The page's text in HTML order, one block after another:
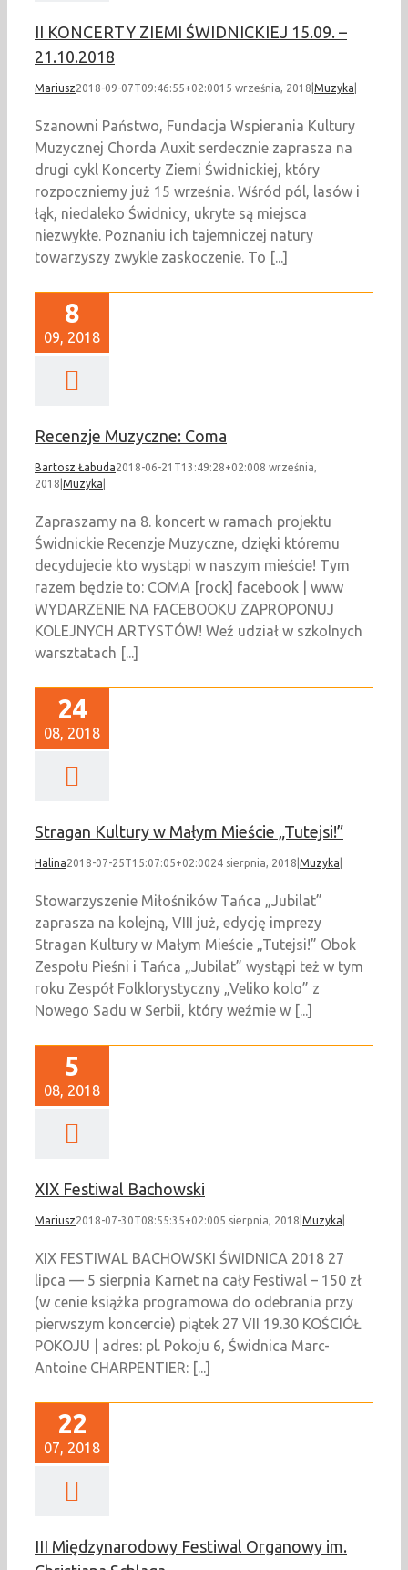
II KONCERTY ZIEMI ŚWIDNICKIEJ 15.09. –
21.10.2018
Mariusz2018-09-07T09:46:55+02:0015 września, 2018 Muzyka
Szanowni Państwo, Fundacja Wspierania Kultury
Muzycznej Chorda Auxit serdecznie zaprasza na
drugi cykl Koncerty Ziemi Świdnickiej, który
rozpoczniemy już 15 września. Wśród pól, lasów i
łąk, niedaleko Świdnicy, ukryte są miejsca
niezwykłe. Poznaniu ich tajemniczej natury
towarzyszy zwykle zaskoczenie. To [...]
8
09, 2018
Recenzje Muzyczne: Coma
Bartosz Łabuda2018-06-21T13:49:28+02:008 września,
2018 Muzyka
Zapraszamy na 8. koncert w ramach projektu
Świdnickie Recenzje Muzyczne, dzięki któremu
decydujecie kto wystąpi w naszym mieście! Tym
razem będzie to: COMA [rock] facebook | www
WYDARZENIE NA FACEBOOKU ZAPROPONUJ
KOLEJNYCH ARTYSTÓW! Weź udział w szkolnych
warsztatach [...]
24
08, 2018
Stragan Kultury w Małym Mieście „Tutejsi!”
Halina2018-07-25T15:07:05+02:0024 sierpnia, 2018 Muzyka
Stowarzyszenie Miłośników Tańca „Jubilat”
zaprasza na kolejną, VIII już, edycję imprezy
Stragan Kultury w Małym Mieście „Tutejsi!” Obok
Zespołu Pieśni i Tańca „Jubilat” wystąpi też w tym
roku Zespół Folklorystyczny „Veliko kolo” z
Nowego Sadu w Serbii, który weźmie w [...]
5
08, 2018
XIX Festiwal Bachowski
Mariusz2018-07-30T08:55:35+02:005 sierpnia, 2018 Muzyka
XIX FESTIWAL BACHOWSKI ŚWIDNICA 2018 27
lipca — 5 sierpnia Karnet na cały Festiwal – 150 zł
(w cenie książka programowa do odebrania przy
pierwszym koncercie) piątek 27 VII 19.30 KOŚCIÓŁ
POKOJU | adres: pl. Pokoju 6, Świdnica Marc-
Antoine CHARPENTIER: [...]
22
07, 2018
III Międzynarodowy Festiwal Organowy im.